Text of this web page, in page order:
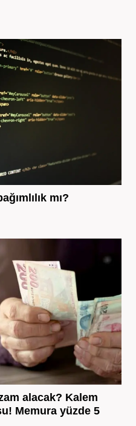
mı?
alacak? Kalem
Memura yüzde 5